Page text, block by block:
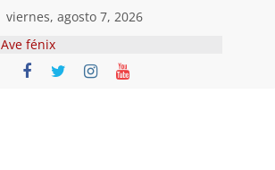
viernes, agosto 7, 2026
El segundo (Del II Tomo del
Pandemonium)
Ave fénix
¿Dios no existe?